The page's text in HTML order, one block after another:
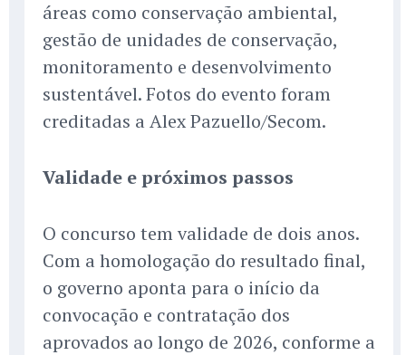
áreas como conservação ambiental,
gestão de unidades de conservação,
monitoramento e desenvolvimento
sustentável. Fotos do evento foram
creditadas a Alex Pazuello/Secom.
Validade e próximos passos
O concurso tem validade de dois anos.
Com a homologação do resultado final,
o governo aponta para o início da
convocação e contratação dos
aprovados ao longo de 2026, conforme a